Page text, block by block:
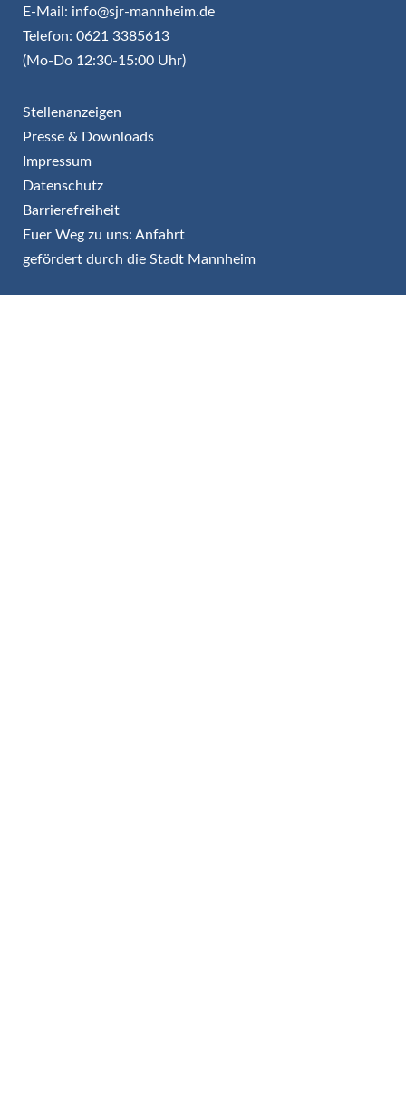
E-Mail: info@sjr-mannheim.de
Telefon: 0621 3385613
(Mo-Do 12:30-15:00 Uhr)
Stellenanzeigen
Presse & Downloads
Impressum
Datenschutz
Barrierefreiheit
Euer Weg zu uns: Anfahrt
gefördert durch die Stadt Mannheim